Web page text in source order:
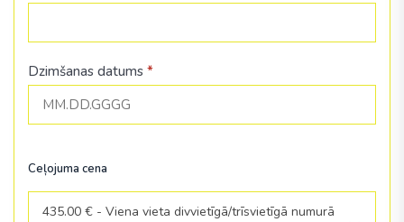
Dzimšanas datums *
Ceļojuma cena
435.00 € - Viena vieta divvietīgā/trīsvietīgā numurā